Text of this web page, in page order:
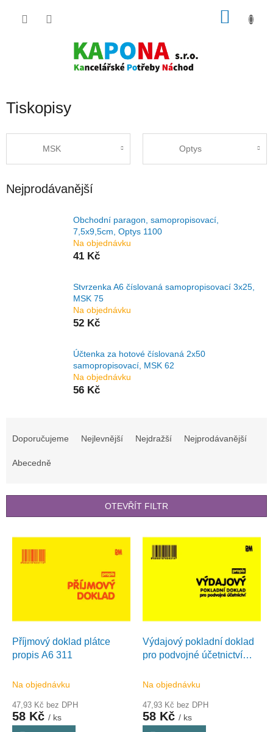
Tiskopisy
MSK Optys
Nejprodávanější
Obchodní paragon, samopropisovací,
7,5x9,5cm, Optys 1100
Na objednávku
41 Kč
Stvrzenka A6 číslovaná samopropisovací 3x25,
MSK 75
Na objednávku
52 Kč
Účtenka za hotové číslovaná 2x50
samopropisovací, MSK 62
Na objednávku
56 Kč
r
Doporučujeme Nejlevnější Nejdražší Nejprodávanější
Abecedně
OTEVŘÍT FILTR
V
Příjmový doklad plátce
propis A6 311
Na objednávku
47,93 Kč bez DPH
58 Kč / ks
Výdajový pokladní doklad
pro podvojné účetnictví
Na objednávku
47,93 Kč bez DPH
58 Kč / ks